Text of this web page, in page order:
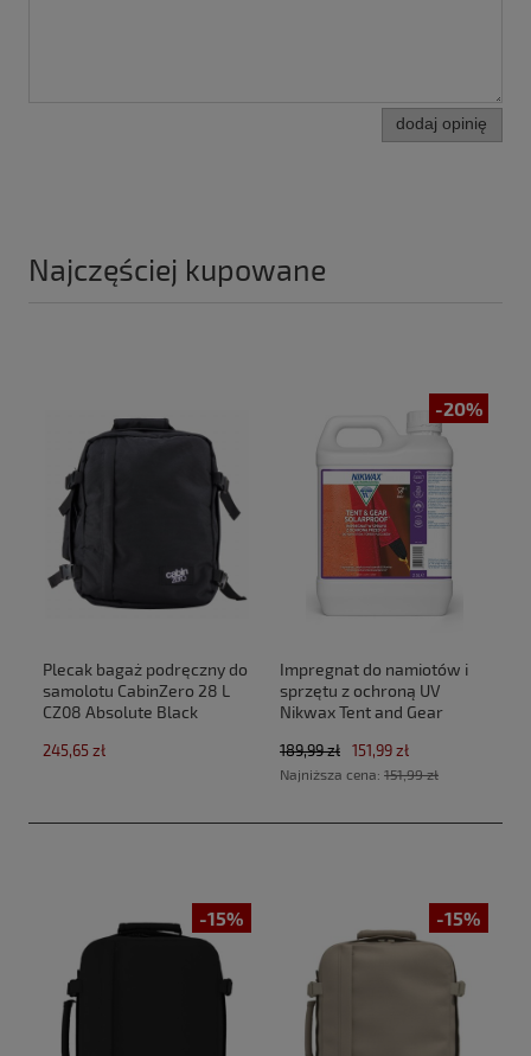
dodaj opinię
Najczęściej kupowane
Plecak bagaż podręczny do
samolotu CabinZero 28 L
CZ08 Absolute Black
Air)
245,65 zł
-20%
Impregnat do namiotów i
sprzętu z ochroną UV
Nikwax Tent and Gear
189,99 zł 151,99 zł
Najniższa cena: 151,99 zł
-15% -15%